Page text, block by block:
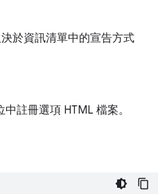
於資訊清單中的宣告方式
註冊選項 HTML 檔案。